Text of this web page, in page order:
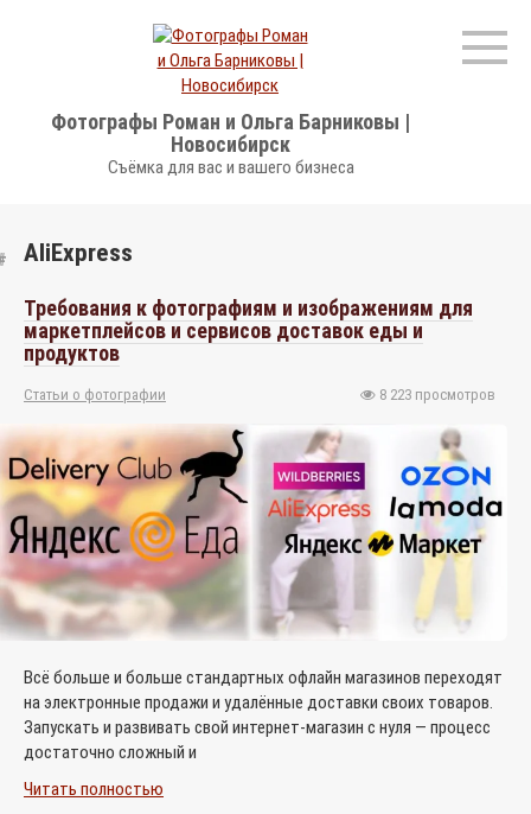
Фотографы Роман и Ольга Барниковы |
Новосибирск
Съёмка для вас и вашего бизнеса
AliExpress
Требования к фотографиям и изображениям для
маркетплейсов и сервисов доставок еды и
продуктов
Статьи о фотографии 8 223 просмотров
Всё больше и больше стандартных офлайн магазинов переходят
на электронные продажи и удалённые доставки своих товаров.
Запускать и развивать свой интернет-магазин с нуля — процесс
достаточно сложный и
Читать полностью